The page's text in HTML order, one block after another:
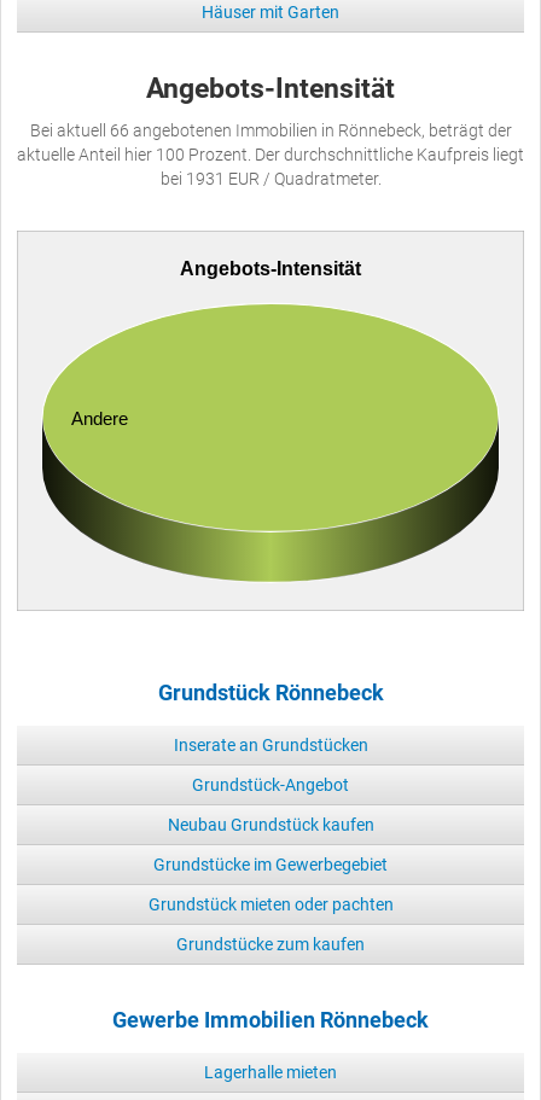
Häuser mit Garten
Angebots-Intensität
Bei aktuell 66 angebotenen Immobilien in Rönnebeck, beträgt der
aktuelle Anteil hier 100 Prozent. Der durchschnittliche Kaufpreis liegt
bei 1931 EUR / Quadratmeter.
Angebots-Intensität
Andere
Grundstück Rönnebeck
Inserate an Grundstücken
Grundstück-Angebot
Neubau Grundstück kaufen
Grundstücke im Gewerbegebiet
Grundstück mieten oder pachten
Grundstücke zum kaufen
Gewerbe Immobilien Rönnebeck
Lagerhalle mieten